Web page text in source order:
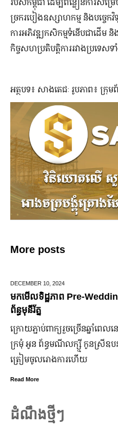
ច្រករបៀងឧស្សាហកម្ម និងបច្ចេកវិ
ការអភិវឌ្ឍកសិកម្មទំនើបជាដើម
កិច្ចសហប្រតិបត្តិការរវាងប្រទេស
អត្ថបទ៖ សាងតេជៈ រូបភាព៖ ក្រុម
More posts
10,2024
មើលទិដ្ឋភាព Pre-Wedding កូ
ធមុនីរ័ត្ន
ោយ​ភ្ជាប់​ពាក្យ​រួច​ច្រើន​ឆ្នាំ​ពេលនេ
មុំ អូន ព័ន្ធមណីលក្ស្មី កូនស្រី​ឧបនាយករ
ៀម​ចូល​រោងការ​ហើយ
More
ដំណឹងថ្មីៗ